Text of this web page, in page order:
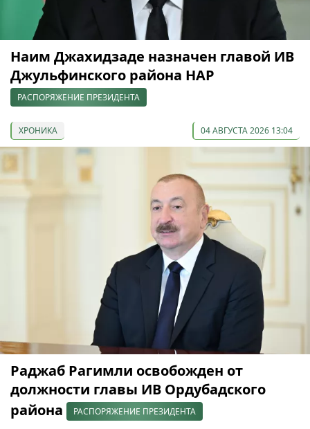
Наим Джахидзаде назначен главой ИВ
Джульфинского района НАР
РАСПОРЯЖЕНИЕ ПРЕЗИДЕНТА
ХРОНИКА 04 АВГУСТА 2026 13:04
Раджаб Рагимли освобожден от
должности главы ИВ Ордубадского
района
РАСПОРЯЖЕНИЕ ПРЕЗИДЕНТА